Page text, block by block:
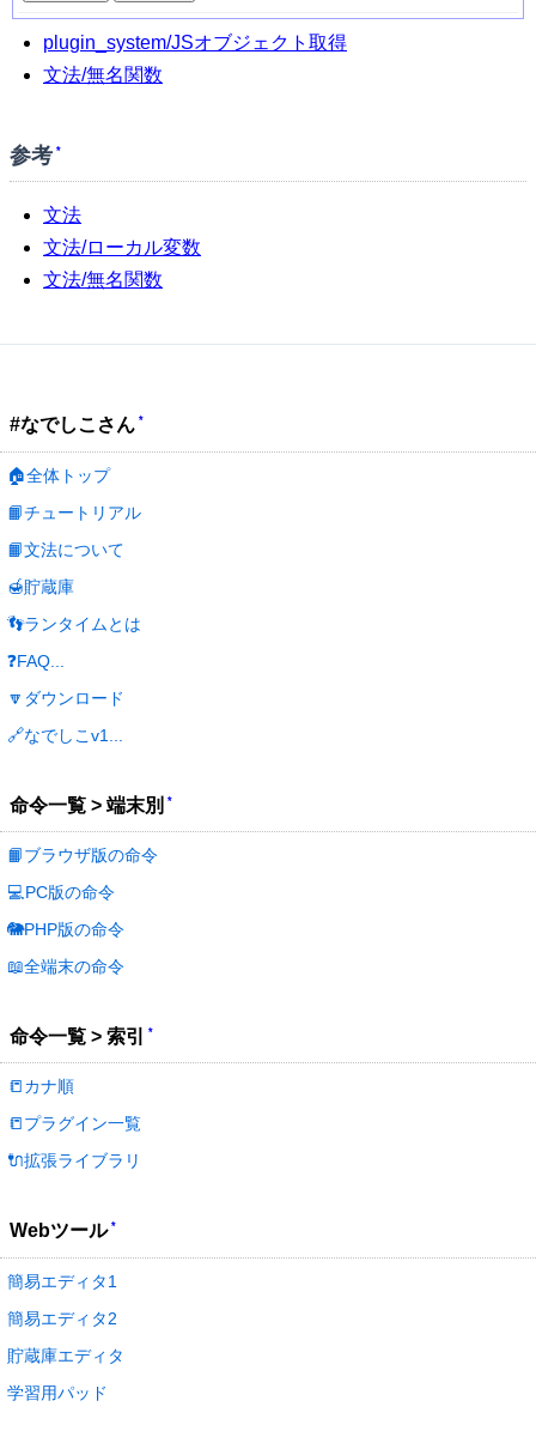
plugin_system/JSオブジェクト取得
文法/無名関数
参考 *
文法
文法/ローカル変数
文法/無名関数
#なでしこさん *
🏠全体トップ
📙チュートリアル
📙文法について
🍯貯蔵庫
👣ランタイムとは
❓FAQ...
🔽ダウンロード
🔗なでしこv1...
命令一覧 > 端末別 *
📙ブラウザ版の命令
💻PC版の命令
🐘PHP版の命令
📖全端末の命令
命令一覧 > 索引 *
📒カナ順
📒プラグイン一覧
🔌拡張ライブラリ
Webツール *
簡易エディタ1
簡易エディタ2
貯蔵庫エディタ
学習用パッド